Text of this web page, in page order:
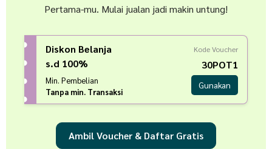
Pertama-mu. Mulai jualan jadi makin untung!
Diskon Belanja
s.d 100%
Min. Pembelian
Tanpa min. Transaksi
Kode Voucher
30POT1
Gunakan
Ambil Voucher & Daftar Gratis